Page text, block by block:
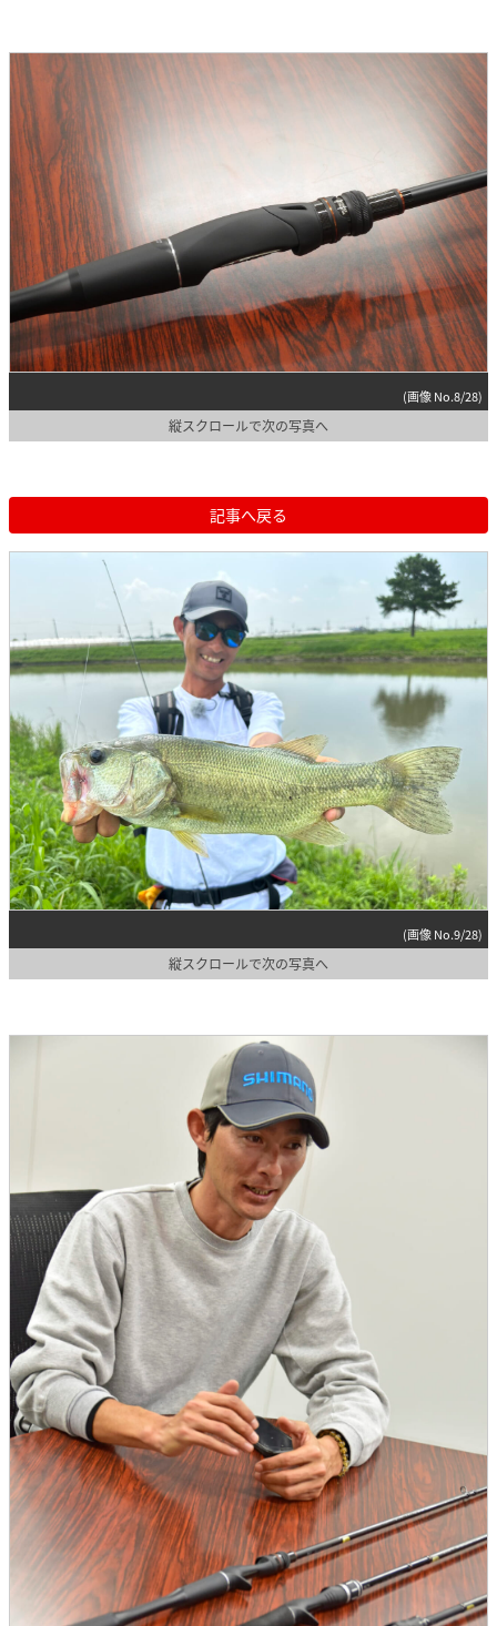
(画像 No.8/28)
縦スクロールで次の写真へ
記事へ戻る
(画像 No.9/28)
縦スクロールで次の写真へ